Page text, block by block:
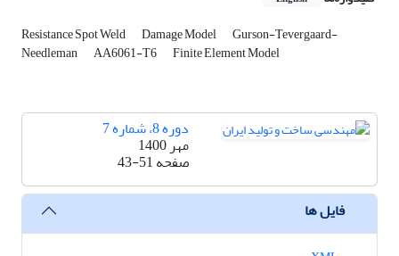
Resistance Spot Weld Damage Model Gurson-Tevergaard-
Needleman AA6061-T6 Finite Element Model
دوره 8، شماره 7
مهر 1400
صفحه43-51
فایل ها